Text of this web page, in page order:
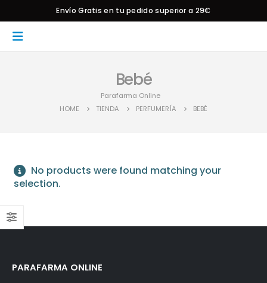
Envío Gratis en tu pedido superior a 29€
Bebé
Parafarma Online
HOME
TIENDA PERFUMERÍA BEBÉ
No products were found matching your
selection.
PARAFARMA ONLINE